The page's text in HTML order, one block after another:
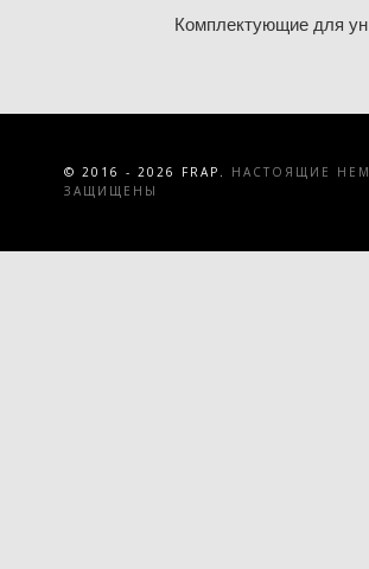
Комплектующие для
© 2016 - 2026 FRAP.
НАСТОЯЩИЕ
ЗАЩИЩЕНЫ